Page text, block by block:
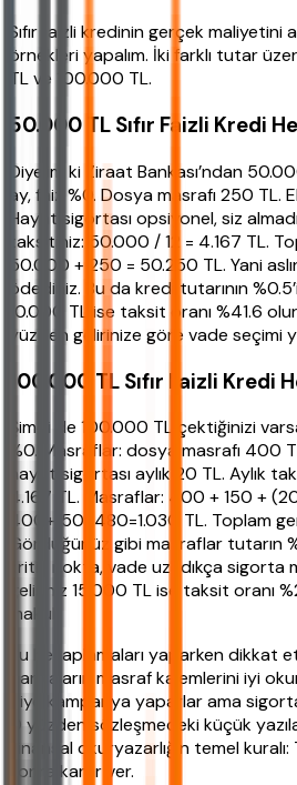
Sıfır faizli kredinin gerçek
örnekleri yapalım. İki farklı tutar
TL ve 100.000 TL.
50.000 TL Sıfır Faizli Kredi
Diyelim ki Ziraat Bankası’ndan
ay, faiz %0. Dosya masrafı 250 TL.
Hayat sigortası opsiyonel, siz
taksitiniz: 50.000 / 12 = 4.167 TL.
50.000 + 250 = 50.250 TL. Yani
ödediniz. Bu da kredi tutarının
10.000 TL ise taksit oranı %41.6
yüzden gelirinize göre vade seçimi
100.000 TL Sıfır Faizli Kredi
Şimdi de 100.000 TL çektiğinizi
%0. Masraflar: dosya masrafı 400
hayat sigortası aylık 20 TL. Aylık
4.167 TL. Masraflar: 400 + 150 +
400+150+480=1.030 TL. Toplam
Gördüğünüz gibi masraflar tutarın
kritik nokta, vade uzadıkça sigorta
geliriniz 15.000 TL ise taksit oranı
makul.
Bu hesaplamaları yaparken dikkat
bankaların masraf kalemlerini iyi
diye kampanya yaparlar ama
O yüzden sözleşmedeki küçük
Finansal okuryazarlığın temel
sonra karar ver.